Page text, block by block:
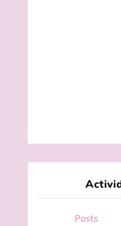
Posts